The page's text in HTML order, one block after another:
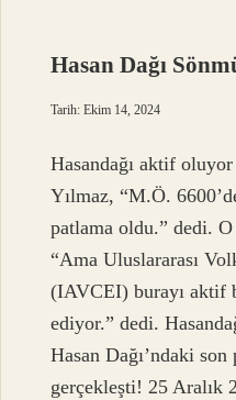
Hasan Dağı
Tarih: Ekim 14, 2024
Hasandağı aktif
Yılmaz, “M.Ö.
patlama oldu.” dedi.
“Ama Uluslararası
(IAVCEI) burayı aktif
ediyor.” dedi.
Hasan Dağı’ndaki
gerçekleşti! 25 Aralık